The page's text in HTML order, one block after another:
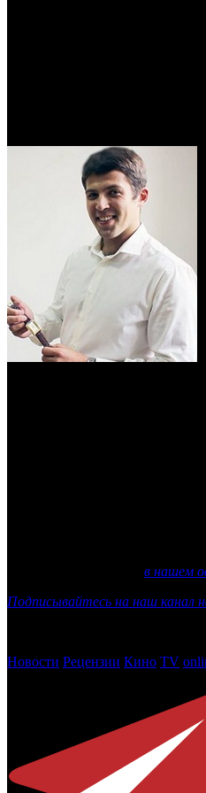
в нашем
Подписывайтесь на наш канал
Новости Рецензии Кино TV